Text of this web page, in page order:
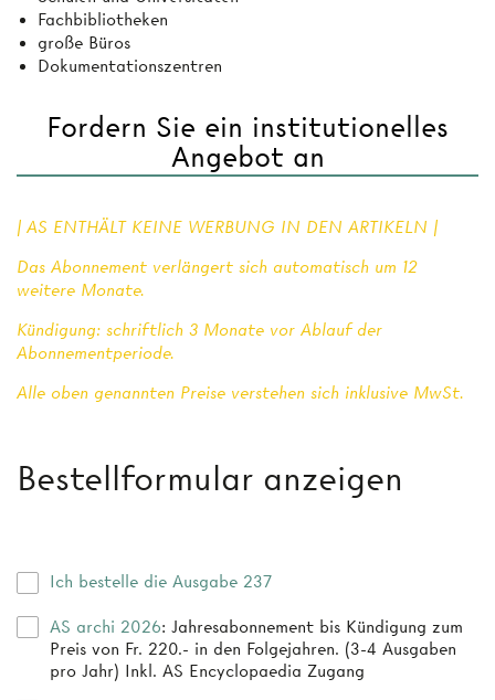
Fachbibliotheken
große Büros
Dokumentationszentren
Fordern Sie ein institutionelles
Angebot an
| AS ENTHÄLT KEINE WERBUNG IN DEN ARTIKELN |
Das Abonnement verlängert sich automatisch um 12
weitere Monate.
Kündigung: schriftlich 3 Monate vor Ablauf der
Abonnementperiode.
Alle oben genannten Preise verstehen sich inklusive MwSt.
Bestellformular anzeigen
Ich bestelle die Ausgabe 237
AS archi 2026: Jahresabonnement bis Kündigung zum
Preis von Fr. 220.- in den Folgejahren. (3-4 Ausgaben
pro Jahr) Inkl. AS Encyclopaedia Zugang